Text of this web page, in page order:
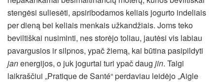
stengėsi suliesėti, apsiribodamos keliais jogurto indeliais
per dieną bei keliais menkais užkandžiais. Joms teko
beviltiškai nusiminti, nes storėjo toliau, jautėsi vis labiau
pavargusios ir silpnos, ypač žiemą, kai būtina pasipildyti
janenergijos, o juk jogurtai turi ypač daug jin. Taigi
laikraščiui „Pratique de Santé“ perdaviau leidėjo „Aigle